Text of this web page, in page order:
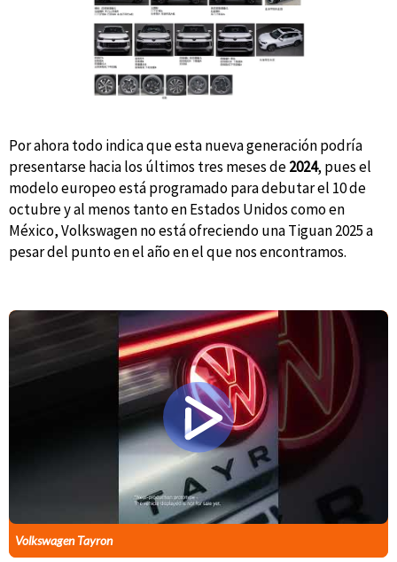
Por ahora todo indica que esta nueva generación podría
presentarse hacia los últimos tres meses de2024, pues el
modelo europeo está programado para debutar el 10 de
octubre y al menos tanto en Estados Unidos como en
México, Volkswagen no está ofreciendo una Tiguan 2025 a
pesar del punto en el año en el que nos encontramos.
Volkswagen Tayron